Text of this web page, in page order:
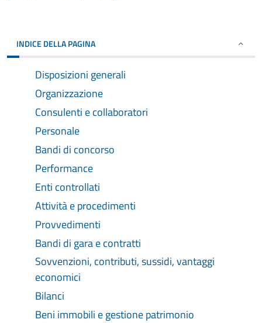
INDICE DELLA PAGINA
Disposizioni generali
Organizzazione
Consulenti e collaboratori
Personale
Bandi di concorso
Performance
Enti controllati
Attività e procedimenti
Provvedimenti
Bandi di gara e contratti
Sovvenzioni, contributi, sussidi, vantaggi
economici
Bilanci
Beni immobili e gestione patrimonio